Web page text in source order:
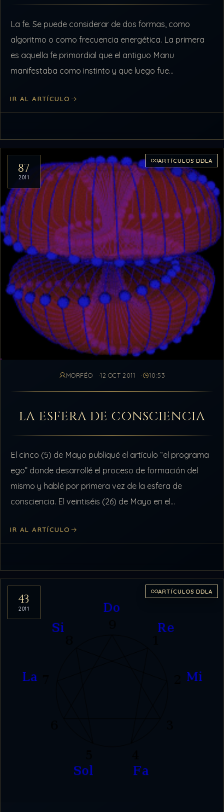
La fe. Se puede considerar de dos formas, como
algoritmo o como frecuencia energética. La primera
es aquella fe primordial que el antiguo Manu
manifestaba como instinto y que luego fue
IR AL ARTÍCULO
87
2011
ARTÍCULOS DDLA
MORFÉO 12 OCT 2011 10:53
LA ESFERA DE CONSCIENCIA
El cinco (5) de Mayo publiqué el artículo “el programa
ego” donde desarrollé el proceso de formación del
mismo y hablé por primera vez de la esfera de
consciencia. El veintiséis (26) de Mayo en el…
IR AL ARTÍCULO
43
2011
ARTÍCULOS DDLA